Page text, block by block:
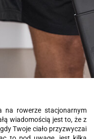
na rowerze stacjonarnym
wiadomością jest to, że z
Twoje ciało przyzwyczai